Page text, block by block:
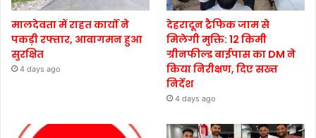
मालदेवता में राहत कार्यों ने
पकड़ी रफ्तार, आवागमन हुआ
सुरक्षित
4 days ago
देहरादून ट्रैफिक जाम से
मिलेगी मुक्ति: 12 किमी
ग्रीनफील्ड बाईपास का DM ने
किया निरीक्षण, दिए सख्त
निर्देश
4 days ago